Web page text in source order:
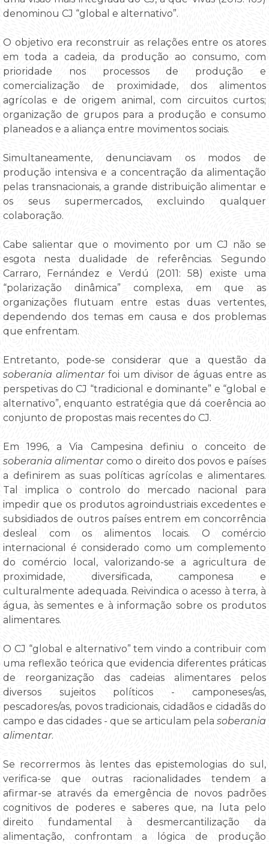
denominou CJ “global e alternativo”.
O objetivo era reconstruir as relações entre os atores
em toda a cadeia, da produção ao consumo, com
prioridade nos processos de produção e
comercialização de proximidade, dos alimentos
agrícolas e de origem animal, com circuitos curtos;
organização de grupos para a produção e consumo
planeados e a aliança entre movimentos sociais.
Simultaneamente, denunciavam os modos de
produção intensiva e a concentração da alimentação
pelas transnacionais, a grande distribuição alimentar e
os seus supermercados, excluindo qualquer
colaboração.
Cabe salientar que o movimento por um CJ não se
esgota nesta dualidade de referências. Segundo
Carraro, Fernández e Verdú (2011: 58) existe uma
“polarização dinâmica” complexa, em que as
organizações flutuam entre estas duas vertentes,
dependendo dos temas em causa e dos problemas
que enfrentam.
Entretanto, pode-se considerar que a questão da
soberania alimentarfoi um divisor de águas entre as
perspetivas do CJ “tradicional e dominante” e “global e
alternativo”, enquanto estratégia que dá coerência ao
conjunto de propostas mais recentes do CJ.
Em 1996, a Via Campesina definiu o conceito de
soberania alimentarcomo o direito dos povos e países
a definirem as suas políticas agrícolas e alimentares.
Tal implica o controlo do mercado nacional para
impedir que os produtos agroindustriais excedentes e
subsidiados de outros países entrem em concorrência
desleal com os alimentos locais. O comércio
internacional é considerado como um complemento
do comércio local, valorizando-se a agricultura de
proximidade, diversificada, camponesa e
culturalmente adequada. Reivindica o acesso à terra, à
água, às sementes e à informação sobre os produtos
alimentares.
O CJ “global e alternativo” tem vindo a contribuir com
uma reflexão teórica que evidencia diferentes práticas
de reorganização das cadeias alimentares pelos
diversos sujeitos políticos - camponeses/as,
pescadores/as, povos tradicionais, cidadãos e cidadãs do
campo e das cidades - que se articulam pela soberania
alimentar.
Se recorrermos às lentes das epistemologias do sul,
verifica-se que outras racionalidades tendem a
afirmar-se através da emergência de novos padrões
cognitivos de poderes e saberes que, na luta pelo
direito fundamental à desmercantilização da
alimentação, confrontam a lógica de produção